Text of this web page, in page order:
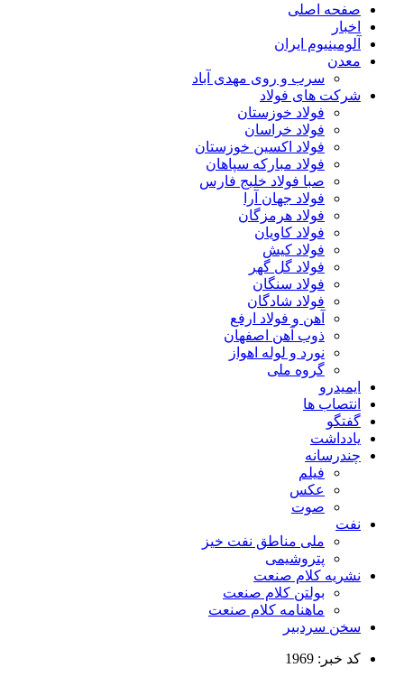
صفحه اصلی
اخبار
آلومینیوم ایران
معدن
سرب و روی مهدی آباد
شرکت های فولاد
فولاد خوزستان
فولاد خراسان
فولاد اکسین خوزستان
فولاد مبارکه سپاهان
صبا فولاد خلیج فارس
فولاد جهان آرا
فولاد هرمزگان
فولاد کاویان
فولاد کیش
فولاد گل گهر
فولاد سنگان
فولاد شادگان
آهن و فولاد ارفع
ذوب آهن اصفهان
نورد و لوله اهواز
گروه ملی
ایمیدرو
انتصاب ها
گفتگو
یادداشت
چندرسانه
فیلم
عکس
صوت
نفت
ملی مناطق نفت خیز
پتروشیمی
نشریه کلام صنعت
بولتن کلام صنعت
ماهنامه کلام صنعت
سخن سردبیر
کد خبر: 1969